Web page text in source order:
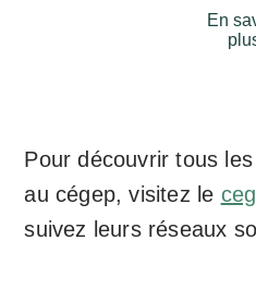
En
Pour découvrir tous
au cégep, visitez le
suivez leurs réseaux